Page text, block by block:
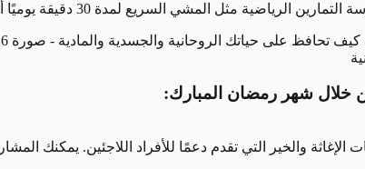
خلال شهر رمضان المبارك:
والخير التي تقدم دعمًا للأفراد اللاجئين. يمكنك